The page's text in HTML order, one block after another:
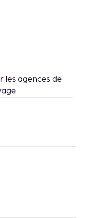
les agences de